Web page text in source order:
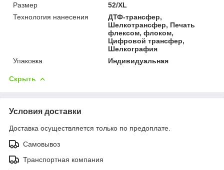
Размер
52/XL
Технология нанесения
ДТФ-трансфер,
Шелкотрансфер, Печать
флексом, флоком,
Цифровой трансфер,
Шелкография
Упаковка
Индивидуальная
Скрыть
Условия доставки
Доставка осуществляется только по предоплате.
Самовывоз
Транспортная компания